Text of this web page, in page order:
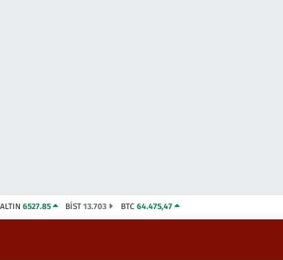
ALTIN 6527.85 BİST13.703 BTC 64.475,47